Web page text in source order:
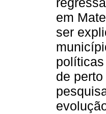
em
ser
de